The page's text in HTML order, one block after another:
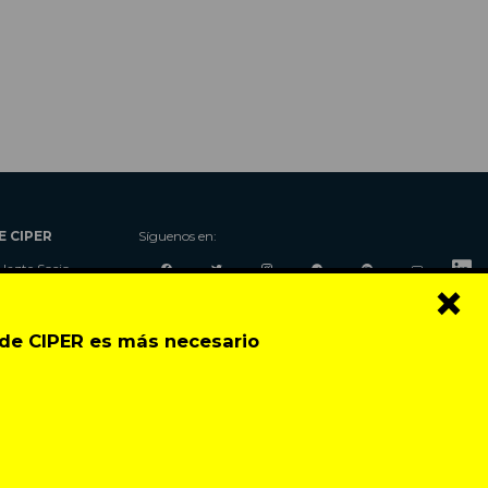
CIPER es más necesario
×
CIPER
Socio
Contacto
Síguenos en: